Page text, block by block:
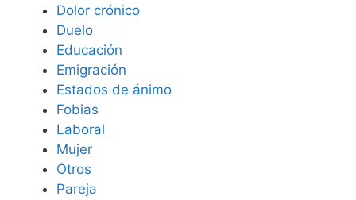
Dolor crónico
Duelo
Educación
Emigración
Estados de ánimo
Fobias
Laboral
Mujer
Otros
Pareja